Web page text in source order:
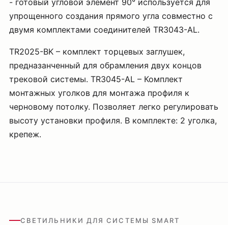
- готовый угловой элемент 90° используется для
упрощенного создания прямого угла совместно с
двумя комплектами соединителей TR3043-AL.
TR2025-BK – комплект торцевых заглушек,
предназанченный для обрамления двух концов
трековой системы. TR3045-AL – Комплект
монтажных уголков для монтажа профиля к
черновому потолку. Позволяет легко регулировать
высоту установки профиля. В комплекте: 2 уголка,
крепеж.
СВЕТИЛЬНИКИ ДЛЯ СИСТЕМЫ SMART